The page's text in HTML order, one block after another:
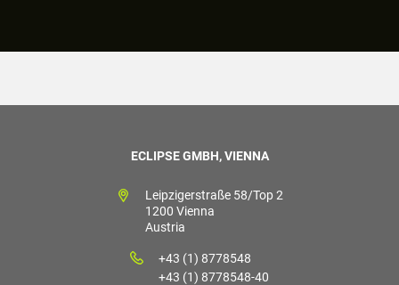
ECLIPSE GMBH, VIENNA
Leipzigerstraße 58/Top 2
1200 Vienna
Austria
+43 (1) 8778548
+43 (1) 8778548-40